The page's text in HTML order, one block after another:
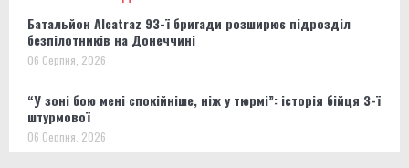
Батальйон Alcatraz 93-ї бригади розширює підрозділ
безпілотників на Донеччині
06 Серпня, 2026
“У зоні бою мені спокійніше, ніж у тюрмі”: історія бійця 3-ї
штурмової
06 Серпня, 2026